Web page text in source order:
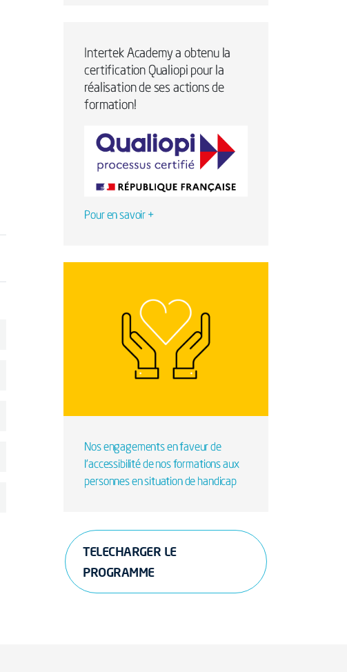
Intertek Academy a obtenu la
certification Qualiopi pour la
réalisation de ses actions de
formation!
Pour en savoir +
Nos engagements en faveur de
l’accessibilité de nos formations aux
personnes en situation de handicap
TELECHARGER LE
PROGRAMME